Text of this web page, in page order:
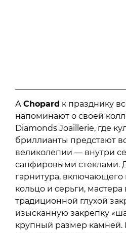
А Chopard к празднику
напоминают о своей
Diamonds Joaillerie, где
бриллианты предстают
великолепии — внутри
сапфировыми стеклами.
гарнитура, включающего
кольцо и серьги, мастера
традиционной глухой
изысканную закрепку
крупный размер камней.